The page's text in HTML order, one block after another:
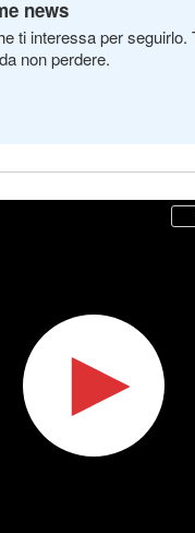
news
ti interessa per seguirlo.
non perdere.